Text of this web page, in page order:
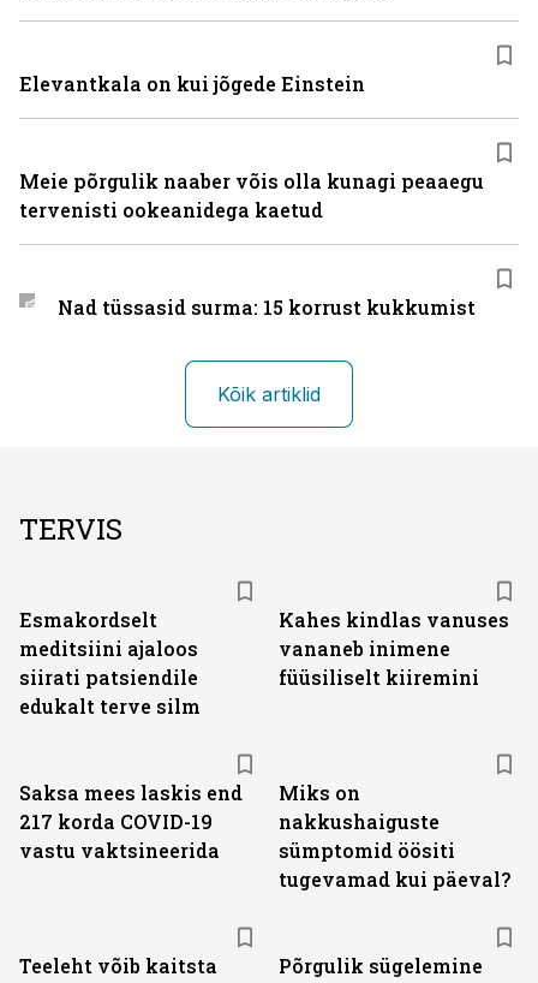
Elevantkala on kui jõgede Einstein
Meie põrgulik naaber võis olla kunagi peaaegu
tervenisti ookeanidega kaetud
Nad tüssasid surma: 15 korrust kukkumist
Kõik artiklid
TERVIS
Esmakordselt
meditsiini ajaloos
siirati patsiendile
edukalt terve silm
Kahes kindlas vanuses
vananeb inimene
füüsiliselt kiiremini
Saksa mees laskis end
217 korda COVID-19
vastu vaktsineerida
Miks on
nakkushaiguste
sümptomid öösiti
tugevamad kui päeval?
Teeleht võib kaitsta
Põrgulik sügelemine